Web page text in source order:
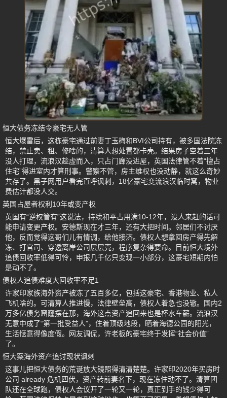
恒大债务冻结令豪宅无人管
恒大爆雷后，这栋豪宅通过前妻丁玉梅和BVI公司持有，被多国法院冻
结，禁止卖、租、修啥的，清算人想处置都卡壳。结果房子空着三年
没人打理，流浪汉趁虚而入，只占门廊没进屋，英国法律管不着“擅占
住宅”得进室内才算刑事。警察不管，房主维权也没动静，就这么奇妙
共存了。黑子网用户看完直呼讽刺，18亿豪宅变流浪汉临时窝，物业
费估计都没人交。
英国占屋者权利10年或变产权
英国有“逆权管有”这说法，持续和平占用满10-12年，没人来赶的话可
能申请变更产权。安德斯现在才三年，还有大把时间。邻居们不讨厌
他，反而觉得这哥们儿有情调，给他接济。债权人想拿回房产得先解
冻、打官司、穿透离岸公司层层壳，程序复杂得要命。目前恒大境外
追债回收率低得可怜，申报几千亿只变现一小部分，这豪宅短期内怕
是动不了。
债权人追债难度大回收率不足1
许家印家族海外资产被冻了五百多亿，包括这豪宅、香港物业、私人
飞机啥的。可清算人推进慢，法律壁垒高，债权人着急也没辙。国内2
万多亿债务窟窿摆在那，海外这点资产追回来也是杯水车薪。流浪汉
无意中成了“第一批受益人”，住着顶级地段，晒着海德公园的阳光，
生活惬意得像度假。网友调侃，许老板的豪宅终于发挥“社会价值”
了。
恒大案海外资产追讨现状讽刺
这事儿把恒大债务的荒诞放大镜照得清清楚楚。许家印2020年买房时
公司 already 危机四伏，资产转前妻名下，现在冻住动不了。清算团
队还在全球跑，债权人会议开了一轮又一轮，真正到手的钱少得可